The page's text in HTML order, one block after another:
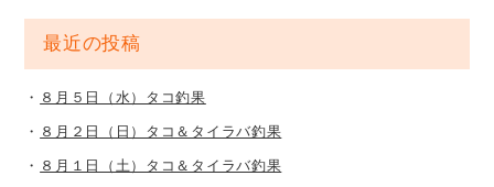
最近の投稿
８月５日（水）タコ釣果
８月２日（日）タコ＆タイラバ釣果
８月１日（土）タコ＆タイラバ釣果